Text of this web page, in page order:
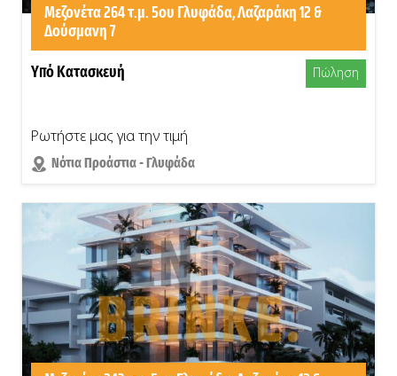
Μεζονέτα 264 τ.μ. 5ου Γλυφάδα, Λαζαράκη 12 &
Δούσμανη 7
Υπό Κατασκευή
Πώληση
Ρωτήστε μας για την τιμή
Νότια Προάστια - Γλυφάδα